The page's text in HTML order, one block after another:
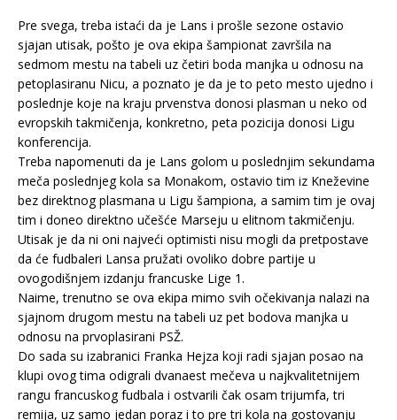
Pre svega, treba istaći da je Lans i prošle sezone ostavio
sjajan utisak, pošto je ova ekipa šampionat završila na
sedmom mestu na tabeli uz četiri boda manjka u odnosu na
petoplasiranu Nicu, a poznato je da je to peto mesto ujedno i
poslednje koje na kraju prvenstva donosi plasman u neko od
evropskih takmičenja, konkretno, peta pozicija donosi Ligu
konferencija.
Treba napomenuti da je Lans golom u poslednjim sekundama
meča poslednjeg kola sa Monakom, ostavio tim iz Kneževine
bez direktnog plasmana u Ligu šampiona, a samim tim je ovaj
tim i doneo direktno učešće Marseju u elitnom takmičenju.
Utisak je da ni oni najveći optimisti nisu mogli da pretpostave
da će fudbaleri Lansa pružati ovoliko dobre partije u
ovogodišnjem izdanju francuske Lige 1.
Naime, trenutno se ova ekipa mimo svih očekivanja nalazi na
sjajnom drugom mestu na tabeli uz pet bodova manjka u
odnosu na prvoplasirani PSŽ.
Do sada su izabranici Franka Hejza koji radi sjajan posao na
klupi ovog tima odigrali dvanaest mečeva u najkvalitetnijem
rangu francuskog fudbala i ostvarili čak osam trijumfa, tri
remija, uz samo jedan poraz i to pre tri kola na gostovanju